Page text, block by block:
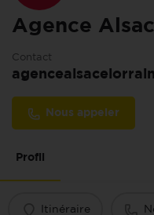
Agence
Contact
Nous appeler
Profil
Itinéraire